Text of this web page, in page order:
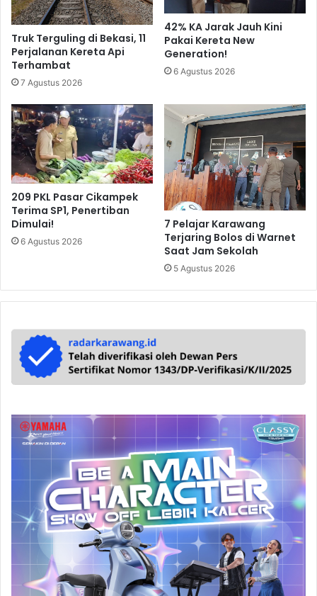
Truk Terguling di Bekasi, 11
Perjalanan Kereta Api
Terhambat
7 Agustus 2026
42% KA Jarak Jauh Kini
Pakai Kereta New
Generation!
6 Agustus 2026
209 PKL Pasar Cikampek
Terima SP1, Penertiban
Dimulai!
6 Agustus 2026
7 Pelajar Karawang
Terjaring Bolos di Warnet
Saat Jam Sekolah
5 Agustus 2026